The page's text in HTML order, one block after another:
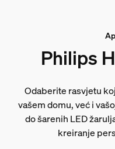
Philips
Odaberite rasvjetu
vašem domu, već i
do šarenih LED
kreiranje